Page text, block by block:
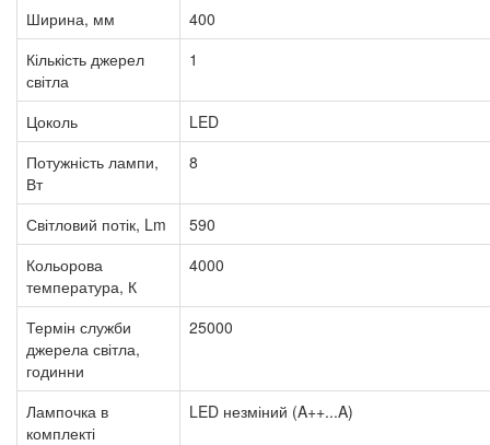
Ширина, мм
400
Кількість джерел
світла
1
Цоколь
LED
Потужність лампи,
Вт
8
Світловий потік, Lm
590
Кольорова
температура, К
4000
Термін служби
джерела світла,
годинни
25000
Лампочка в
комплекті
LED незміний (A++...A)